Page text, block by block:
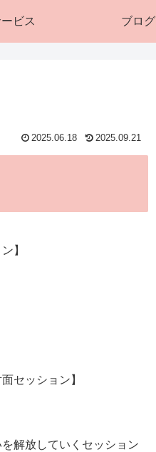
ビス ブログ
2025.06.18 2025.09.21
】
セッション】
解放していくセッション